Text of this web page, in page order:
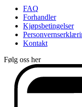
FAQ
Forhandler
Kjøpsbetingelser
Kontakt
Følg oss her